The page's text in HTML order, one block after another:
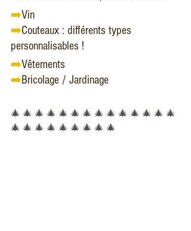
➡️Vin
➡️Couteaux : différents types
personnalisables !
➡️Vêtements
➡️Bricolage / Jardinage
🎄 🎄 🎄 🎄 🎄 🎄 🎄 🎄 🎄 🎄 🎄 🎄 🎄 🎄
🎄 🎄 🎄 🎄 🎄 🎄 🎄 🎄 🎄